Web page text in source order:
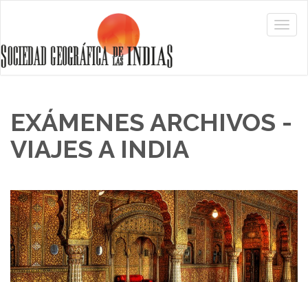
EXÁMENES ARCHIVOS -
VIAJES A INDIA